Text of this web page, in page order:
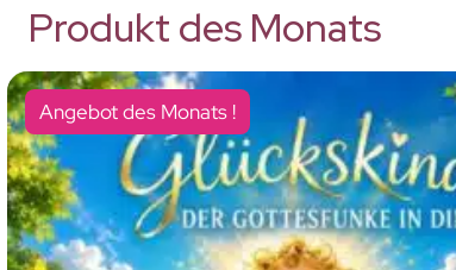
Produkt des Monats
Angebot des Monats !